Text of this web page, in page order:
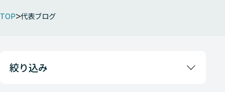
TOP 代表ブログ
絞り込み